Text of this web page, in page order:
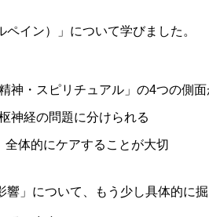
イン）」について学びました。
神・スピリチュアル」の4つの側面
神経の問題に分けられる
体的にケアすることが大切
響」について、もう少し具体的に